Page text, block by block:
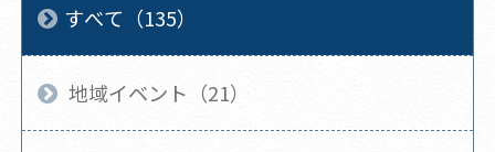
すべて（135）
地域イベント（21）